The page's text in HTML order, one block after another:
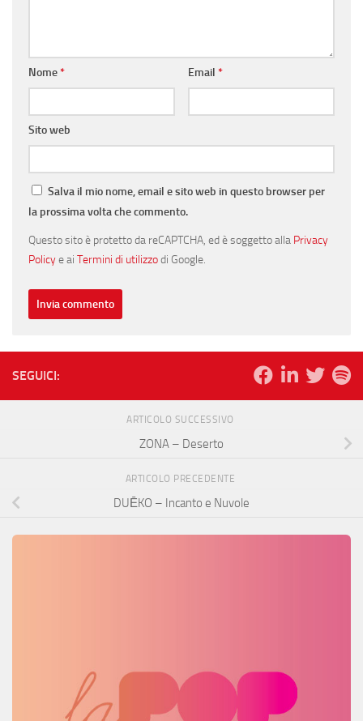
Nome* Email *
Sito web
Salva il mio nome, email e sito web in questo browser per
la prossima volta che commento.
Questo sito è protetto da reCAPTCHA, ed è soggetto alla Privacy
Policye ai Termini di utilizzodi Google.
SEGUICI:
ARTICOLO SUCCESSIVO
ZONA – Deserto
ARTICOLO PRECEDENTE
DUĒKO – Incanto e Nuvole